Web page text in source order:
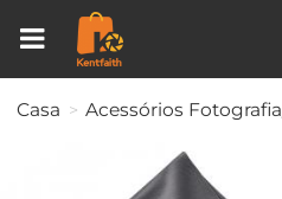
Casa Acessórios